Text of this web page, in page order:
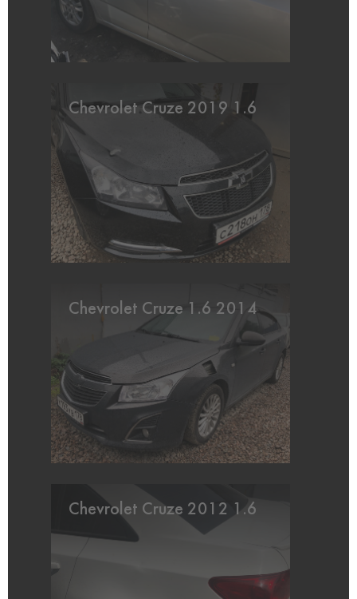
Chevrolet Cruze 2019 1.6
Chevrolet Cruze 1.6 2014
Chevrolet Cruze 2012 1.6